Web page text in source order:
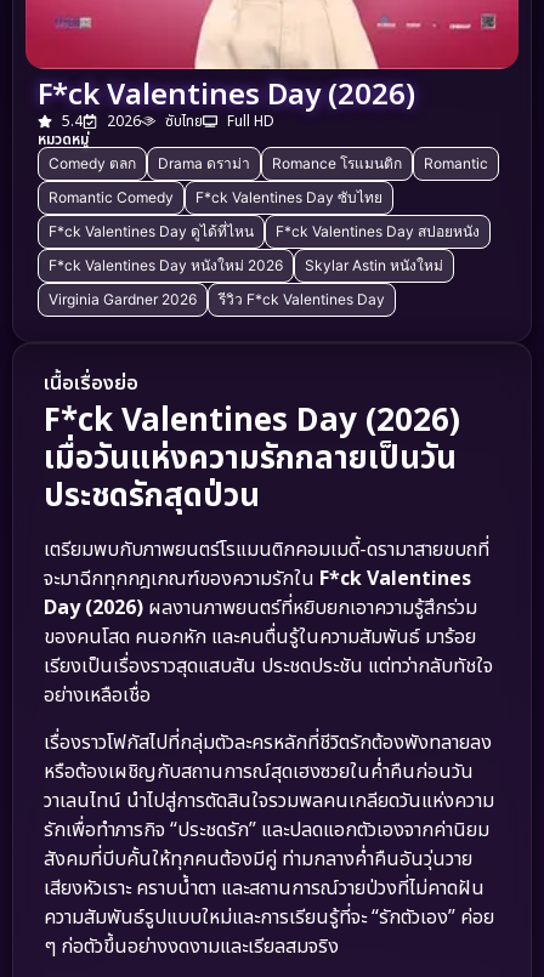
F*ck Valentines Day (2026)
5.4 2026 ซับไทย
Full HD
หมวดหมู่
Comedy ตลก Drama ดราม่า Romance โรแมนติก
Romantic
Romantic Comedy
F*ck Valentines Day ซับไทย
F*ck Valentines Day ดูได้ที่ไหน
F*ck Valentines Day สปอยหนัง
F*ck Valentines Day หนังใหม่ 2026
Skylar Astin หนังใหม่
Virginia Gardner 2026
รีวิว F*ck Valentines Day
เนื้อเรื่องย่อ
F*ck Valentines Day (2026)
เมื่อวันแห่งความรักกลายเป็นวัน
ประชดรักสุดป่วน
เตรียมพบกับภาพยนตร์โรแมนติกคอมเมดี้-ดรามาสายขบถที่
จะมาฉีกทุกกฎเกณฑ์ของความรักใน F*ck Valentines
Day (2026) ผลงานภาพยนตร์ที่หยิบยกเอาความรู้สึกร่วม
ของคนโสด คนอกหัก และคนตื่นรู้ในความสัมพันธ์ มาร้อย
เรียงเป็นเรื่องราวสุดแสบสัน ประชดประชัน แต่ทว่ากลับทัชใจ
อย่างเหลือเชื่อ
เรื่องราวโฟกัสไปที่กลุ่มตัวละครหลักที่ชีวิตรักต้องพังทลายลง
หรือต้องเผชิญกับสถานการณ์สุดเฮงซวยในค่ำคืนก่อนวัน
วาเลนไทน์ นำไปสู่การตัดสินใจรวมพลคนเกลียดวันแห่งความ
รักเพื่อทำภารกิจ “ประชดรัก” และปลดแอกตัวเองจากค่านิยม
สังคมที่บีบคั้นให้ทุกคนต้องมีคู่ ท่ามกลางค่ำคืนอันวุ่นวาย
เสียงหัวเราะ คราบน้ำตา และสถานการณ์วายป่วงที่ไม่คาดฝัน
ความสัมพันธ์รูปแบบใหม่และการเรียนรู้ที่จะ “รักตัวเอง” ค่อย
ๆ ก่อตัวขึ้นอย่างงดงามและเรียลสมจริง